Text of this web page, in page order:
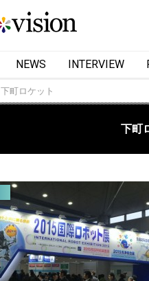
NEWS INTERVIEW
下町ロケット
下町